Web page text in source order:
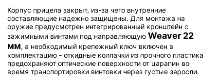
Корпус прицела закрыт, из-за чего внутренние
составляющие надежно защищены. Для монтажа на
оружие предусмотрен интегрированный кронштейн с
зажимными винтами под направляющую Weaver 22
мм, а необходимый крепежный ключ включен в
комплектацию - откидные колпачки из прочного пластика
предохраняют оптические поверхности от царапин во
время транспортировки винтовки через густые заросли.